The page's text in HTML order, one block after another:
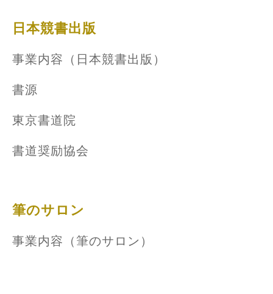
日本競書出版
事業内容（日本競書出版）
書源
東京書道院
書道奨励協会
筆のサロン
事業内容（筆のサロン）